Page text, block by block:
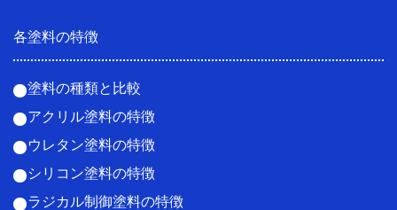
各塗料の特徴
塗料の種類と比較
アクリル塗料の特徴
ウレタン塗料の特徴
シリコン塗料の特徴
ラジカル制御塗料の特徴